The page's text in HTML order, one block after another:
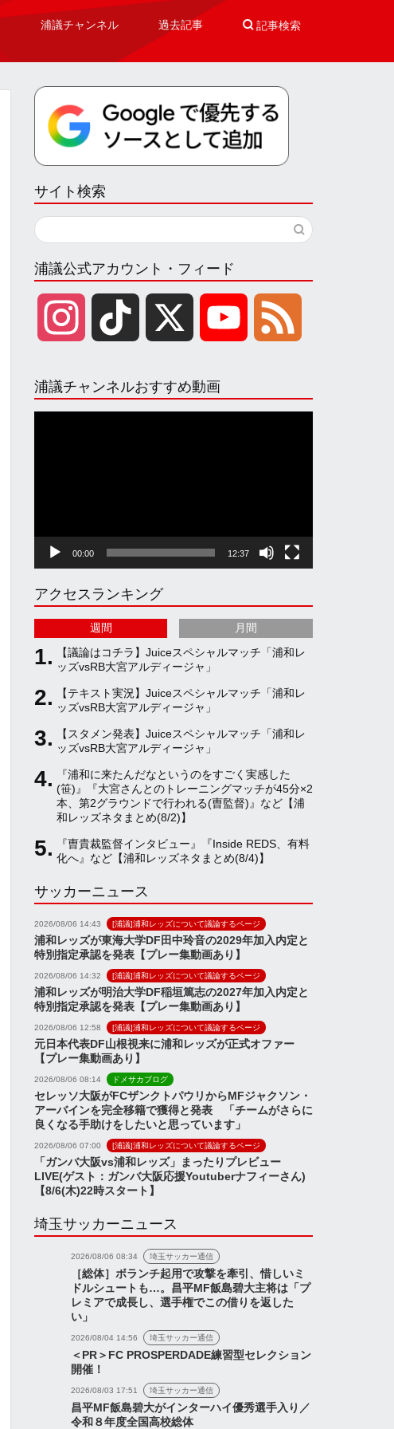
浦議チャンネル 過去記事  記事検索
サイト検索
浦議公式アカウント・フィード
s
g
r
a
m
k
k
u
b
e
C
h
n
n
l
e
浦議チャンネルおすすめ動画
00:00 12:37
アクセスランキング
週間 月間
【議論はコチラ】Juiceスペシャルマッチ「浦和レ
ッズvsRB大宮アルディージャ」
【テキスト実況】Juiceスペシャルマッチ「浦和レ
ッズvsRB大宮アルディージャ」
【スタメン発表】Juiceスペシャルマッチ「浦和レ
ッズvsRB大宮アルディージャ」
『浦和に来たんだなというのをすごく実感した
(笹)』『大宮さんとのトレーニングマッチが45分×2
本、第2グラウンドで行われる(曺監督)』など【浦
和レッズネタまとめ(8/2)】
『曺貴裁監督インタビュー』『Inside REDS、有料
化へ』など【浦和レッズネタまとめ(8/4)】
サッカーニュース
2026/08/06 14:43 [浦議]浦和レッズについて議論するページ
浦和レッズが東海大学DF田中玲音の2029年加入内定と
特別指定承認を発表【プレー集動画あり】
2026/08/06 14:32 [浦議]浦和レッズについて議論するページ
浦和レッズが明治大学DF稲垣篤志の2027年加入内定と
特別指定承認を発表【プレー集動画あり】
2026/08/06 12:58 [浦議]浦和レッズについて議論するページ
元日本代表DF山根視来に浦和レッズが正式オファー
【プレー集動画あり】
2026/08/06 08:14 ドメサカブログ
セレッソ大阪がFCザンクトパウリからMFジャクソン・
アーバインを完全移籍で獲得と発表 「チームがさらに
良くなる手助けをしたいと思っています」
2026/08/06 07:00 [浦議]浦和レッズについて議論するページ
「ガンバ大阪vs浦和レッズ」まったりプレビュー
LIVE(ゲスト：ガンバ大阪応援Youtuberナフィーさん)
【8/6(木)22時スタート】
埼玉サッカーニュース
2026/08/06 08:34 埼玉サッカー通信
［総体］ボランチ起用で攻撃を牽引、惜しいミ
ドルシュートも…。昌平MF飯島碧大主将は「プ
レミアで成長し、選手権でこの借りを返した
い」
2026/08/04 14:56 埼玉サッカー通信
＜PR＞FC PROSPERDADE練習型セレクション
開催！
2026/08/03 17:51 埼玉サッカー通信
昌平MF飯島碧大がインターハイ優秀選手入り／
令和８年度全国高校総体